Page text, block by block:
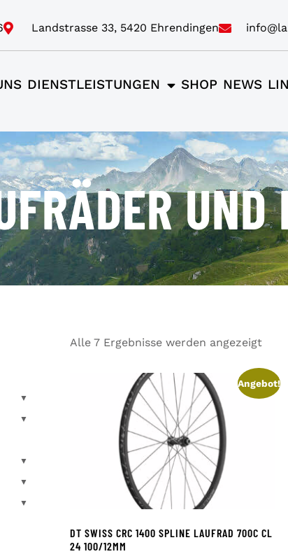
Landstrasse 33, 5420 Ehrendingen
DIENSTLEISTUNGEN SHOP NEWS
UND
▼
▼
▼
▼
▼
Alle 7 Ergebnisse werden angezeigt
Angebot!
DT SWISS CRC 1400 SPLINE LAUFRAD 700C CL
24 100/12MM